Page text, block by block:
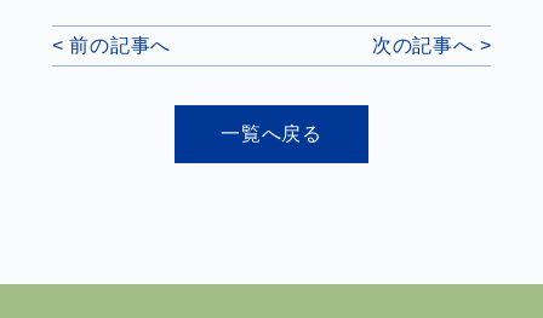
< 前の記事へ 次の記事へ >
一覧へ戻る